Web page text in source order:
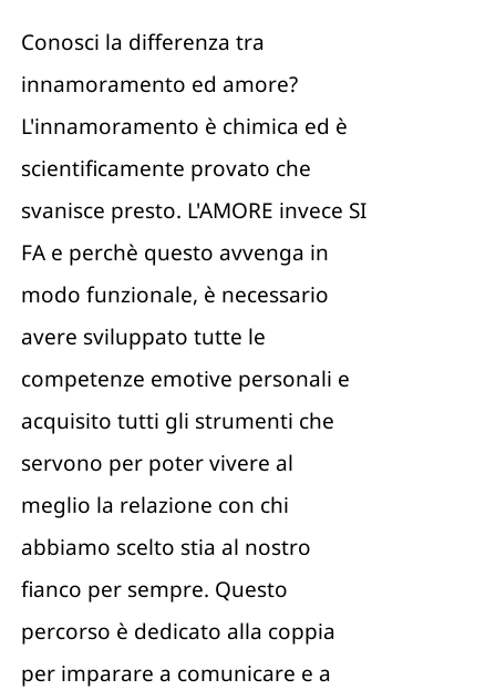
Contattami
Conosci la differenza tra
innamoramento ed amore?
L'innamoramento è chimica ed è
scientificamente provato che
svanisce presto. L'AMORE invece SI
FA e perchè questo avvenga in
modo funzionale, è necessario
avere sviluppato tutte le
competenze emotive personali e
acquisito tutti gli strumenti che
servono per poter vivere al
meglio la relazione con chi
abbiamo scelto stia al nostro
fianco per sempre. Questo
percorso è dedicato alla coppia
per imparare a comunicare e a